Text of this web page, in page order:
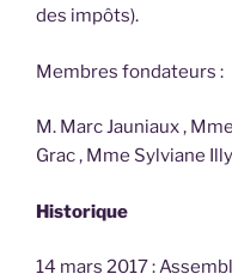
des impôts).
Membres fondateurs :
M. Marc Jauniaux ,
Grac , Mme Sylviane
Historique
14 mars 2017 :